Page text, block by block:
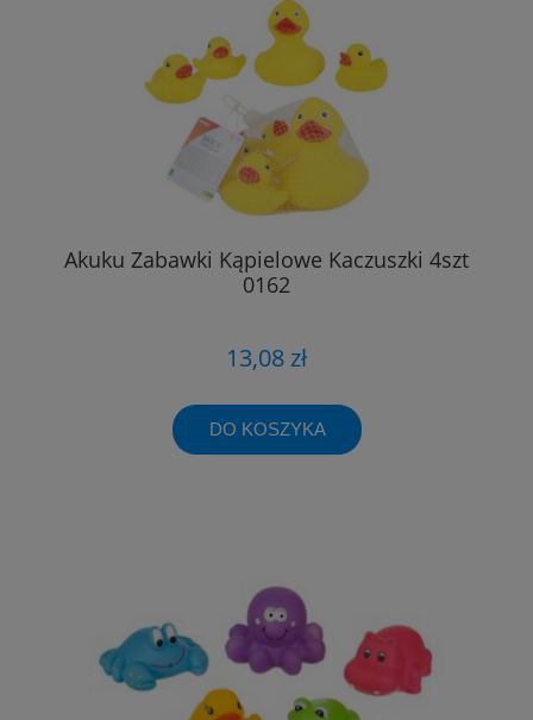
Akuku Zabawki Kąpielowe Kaczuszki 4szt
0162
13,08 zł
DO KOSZYKA